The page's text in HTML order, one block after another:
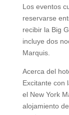
Los eventos
reservarse
recibir la Big
incluye dos
Marquis.
Acerca del
Excitante con
el New York
alojamiento